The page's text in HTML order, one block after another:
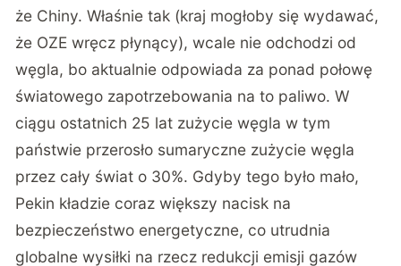
że Chiny. Właśnie tak (kraj mogłoby się wydawać,
że OZE wręcz płynący), wcale nie odchodzi od
węgla, bo aktualnie odpowiada za ponad połowę
światowego zapotrzebowania na to paliwo. W
ciągu ostatnich 25 lat zużycie węgla w tym
państwie przerosło sumaryczne zużycie węgla
przez cały świat o 30%. Gdyby tego było mało,
Pekin kładzie coraz większy nacisk na
bezpieczeństwo energetyczne, co utrudnia
globalne wysiłki na rzecz redukcji emisji gazów